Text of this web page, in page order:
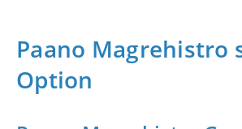
Paano Magrehistro
Option